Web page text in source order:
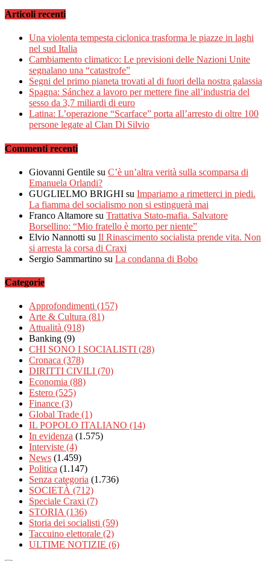
Articoli recenti
Una violenta tempesta ciclonica trasforma le piazze in laghi
nel sud Italia
Cambiamento climatico: Le previsioni delle Nazioni Unite
segnalano una “catastrofe”
Segni del primo pianeta trovati al di fuori della nostra galassia
Spagna: Sánchez a lavoro per mettere fine all’industria del
sesso da 3,7 miliardi di euro
Latina: L’operazione “Scarface” porta all’arresto di oltre 100
persone legate al Clan Di Silvio
Commenti recenti
Giovanni Gentile su C’è un’altra verità sulla scomparsa di
Emanuela Orlandi?
GUGLIELMO BRIGHI su Impariamo a rimetterci in piedi.
La fiamma del socialismo non si estinguerà mai
Franco Altamore su Trattativa Stato-mafia. Salvatore
Borsellino: “Mio fratello è morto per niente”
Elvio Nannotti su Il Rinascimento socialista prende vita. Non
si arresta la corsa di Craxi
Sergio Sammartino su La condanna di Bobo
Categorie
Approfondimenti (157)
Arte & Cultura (81)
Attualità (918)
Banking (9)
CHI SONO I SOCIALISTI (28)
Cronaca (378)
DIRITTI CIVILI (70)
Economia (88)
Estero (525)
Finance (3)
Global Trade (1)
IL POPOLO ITALIANO (14)
In evidenza (1.575)
Interviste (4)
News (1.459)
Politica (1.147)
Senza categoria (1.736)
SOCIETÀ (712)
Speciale Craxi (7)
STORIA(136)
Storia dei socialisti (59)
Taccuino elettorale (2)
ULTIME NOTIZIE (6)